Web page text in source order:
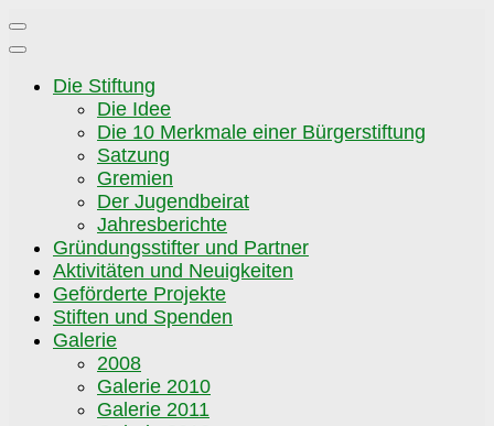
Zum
Inhalt
Die Stiftung
Die Idee
Die 10 Merkmale einer Bürgerstiftung
Satzung
Gremien
Der Jugendbeirat
Jahresberichte
Gründungsstifter und Partner
Aktivitäten und Neuigkeiten
Geförderte Projekte
Stiften und Spenden
Galerie
2008
Galerie 2010
Galerie 2011